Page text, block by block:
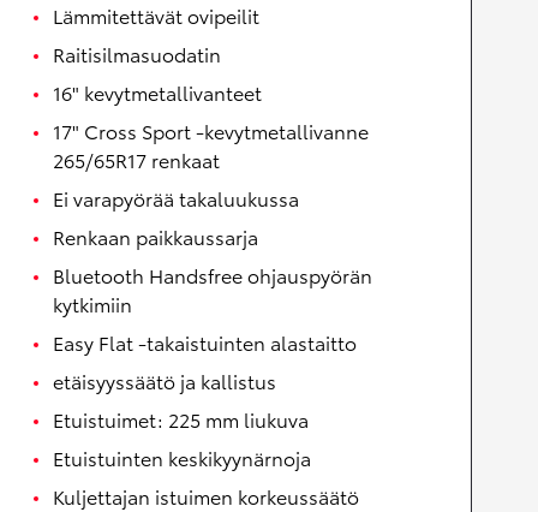
Lämmitettävät ovipeilit
Raitisilmasuodatin
16" kevytmetallivanteet
17" Cross Sport -kevytmetallivanne
265/65R17 renkaat
Ei varapyörää takaluukussa
Renkaan paikkaussarja
Bluetooth Handsfree ohjauspyörän
kytkimiin
Easy Flat -takaistuinten alastaitto
etäisyyssäätö ja kallistus
Etuistuimet: 225 mm liukuva
Etuistuinten keskikyynärnoja
Kuljettajan istuimen korkeussäätö